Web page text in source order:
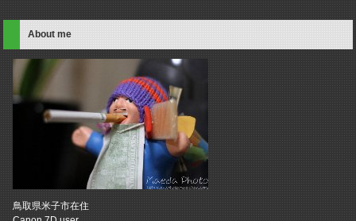
About me
鳥取県米子市在住